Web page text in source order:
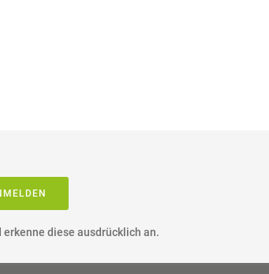
erkenne diese ausdrücklich an.